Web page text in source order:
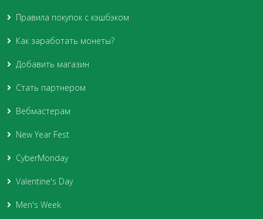
Правила покупок с кэшбэком
Как заработать монеты?
Добавить магазин
Стать партнером
Вебмастерам
New Year Fest
CyberMonday
Valentine's Day
Men's Week